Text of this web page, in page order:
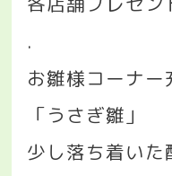
.
お雛様コーナ
「うさぎ雛」
少し落ち着いた